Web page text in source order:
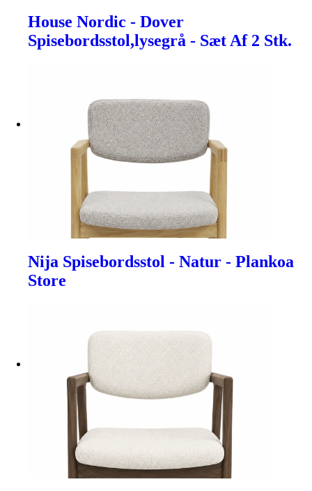
House Nordic - Dover
Spisebordsstol,lysegrå - Sæt Af 2 Stk.
Nija Spisebordsstol - Natur - Plankoa
Store